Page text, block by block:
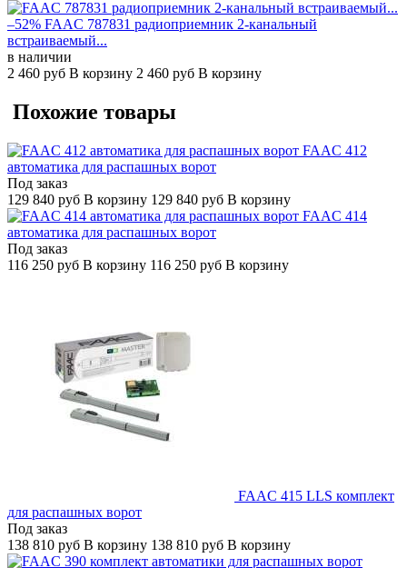
–52% FAAC 787831 радиоприемник 2-канальный
встраиваемый...
в наличии
2 460 руб В корзину 2 460 руб В корзину
Похожие товары
FAAC 412
автоматика для распашных ворот
Под заказ
129 840 руб В корзину 129 840 руб В корзину
FAAC 414
автоматика для распашных ворот
Под заказ
116 250 руб В корзину 116 250 руб В корзину
FAAC 415 LLS комплект
для распашных ворот
Под заказ
138 810 руб В корзину 138 810 руб В корзину